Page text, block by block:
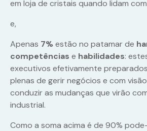
em loja de cristais quando lidam
e,
Apenas 7% estão no patamar de
competências e habilidades:
executivos efetivamente
plenas de gerir negócios e com
conduzir as mudanças que virão
industrial.
Como a soma acima é de 90%